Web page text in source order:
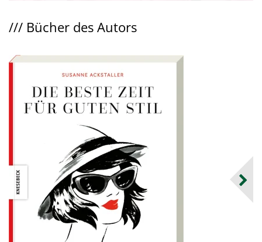
/// Bücher des Autors